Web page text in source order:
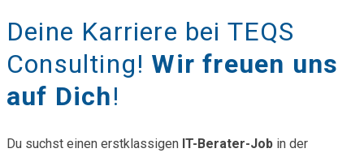
Deine Karriere bei TEQS
Consulting! Wir freuen uns
auf Dich!
Du suchst einen erstklassigen IT-Berater-Job in der